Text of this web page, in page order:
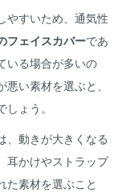
やすいため、通気性
フェイスカバーであ
いる場合が多いの
い素材を選ぶと、
ょう。
、動きが大きくなる
耳かけやストラップ
た素材を選ぶこと